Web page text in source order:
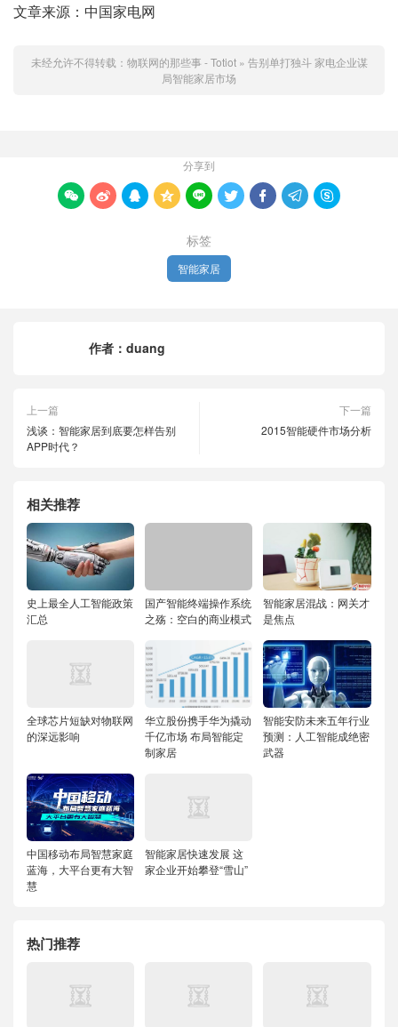
文章来源：中国家电网
未经允许不得转载： 物联网的那些事 - Totiot» 告别单打独斗 家电企业谋
局智能家居市场
分享到
        
标签
智能家居
作者： duang
上一篇
浅谈：智能家居到底要怎样告别
APP时代？
下一篇
2015智能硬件市场分析
相关推荐
史上最全人工智能政策
汇总
国产智能终端操作系统
之殇：空白的商业模式
智能家居混战：网关才
是焦点
全球芯片短缺对物联网
的深远影响
华立股份携手华为撬动
千亿市场 布局智能定
制家居
智能安防未来五年行业
预测：人工智能成绝密
武器
中国移动布局智慧家庭
蓝海，大平台更有大智
慧
智能家居快速发展 这
家企业开始攀登“雪山”
热门推荐